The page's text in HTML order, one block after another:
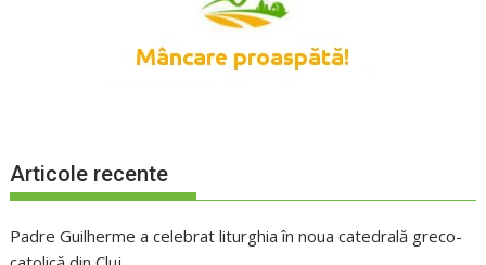
Articole recente
Padre Guilherme a celebrat liturghia în noua catedrală greco-